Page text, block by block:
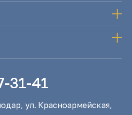
31-41
ул. Красноармейская,